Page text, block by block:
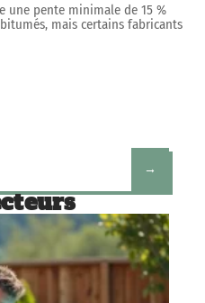
une pente minimale de 15 %
mais certains fabricants